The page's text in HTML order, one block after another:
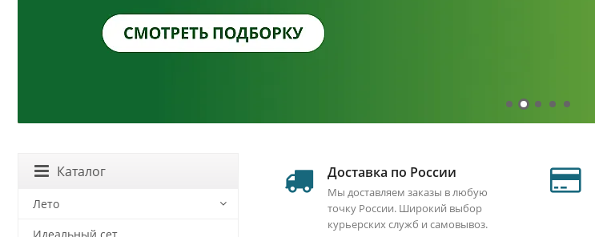
Доставка по России
Мы доставляем заказы в любую
точку России. Широкий выбор
курьерских служб и самовывоз.
Каталог
Лето